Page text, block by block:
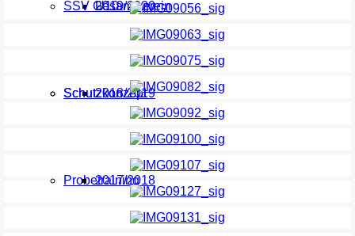
U10
Schutzkonzept
Probetraining
2019/2020
2018/2019
2017/2018
SSV Gesamtverein
Schutzkonzept